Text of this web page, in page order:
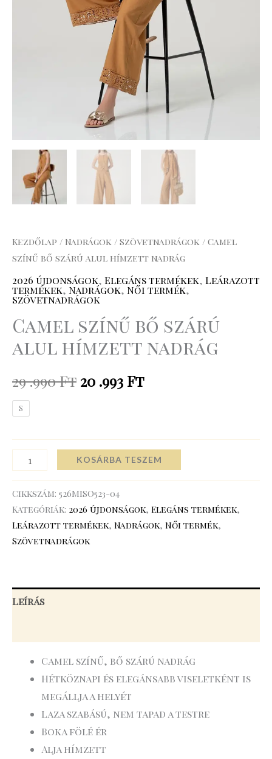
Kezdőlap / Nadrágok / Szövetnadrágok / Camel
színű bő szárú alul hímzett nadrág
2026 újdonságok, Elegáns termékek, Leárazott
termékek, Nadrágok, Női termék,
Szövetnadrágok
Camel színű bő szárú
alul hímzett nadrág
29 .990Ft 20 .993 Ft
S
KOSÁRBA TESZEM
Cikkszám: 526MISO523-04
Kategóriák: 2026 újdonságok, Elegáns termékek,
Leárazott termékek, Nadrágok, Női termék,
Szövetnadrágok
Leírás
Camel színű, bő szárú nadrág
Hétköznapi és elegánsabb viseletként is
megállja a helyét
Laza szabású, nem tapad a testre
Boka fölé ér
Alja hímzett